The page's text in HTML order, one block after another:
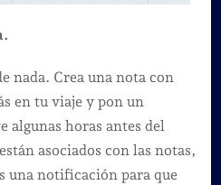
nada. Crea una nota con
en tu viaje y pon un
algunas horas antes del
asociados con las notas,
una notificación para que